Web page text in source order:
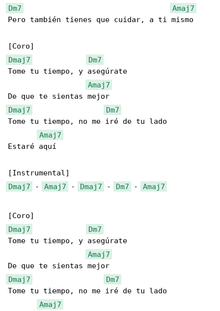
Dm7
Amaj7
Pero también tienes que cuidar, a ti mismo
Dmaj7
Dm7
Tome tu tiempo, y asegúrate
Amaj7
Dmaj7
Dm7
Tome tu tiempo, no me iré de tu lado
Amaj7
Estaré aquí
Dmaj7 - Amaj7 - Dmaj7 - Dm7 - Amaj7
Dmaj7
Dm7
Tome tu tiempo, y asegúrate
Amaj7
Dmaj7
Dm7
Tome tu tiempo, no me iré de tu lado
Amaj7